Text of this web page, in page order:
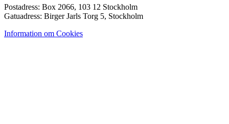
Postadress: Box 2066, 103 12 Stockholm
Gatuadress: Birger Jarls Torg 5, Stockholm
Information om Cookies